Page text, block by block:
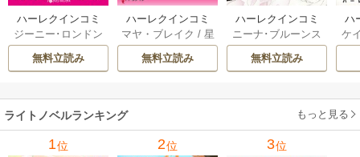
ハーレクインコミ
ックス セット 202
6年 vol.1064 1巻
ジーニー･ロンドン
橘花夜/ メアリ
ー･ライアンズ
ーガン/星合操/ア
ン･ウィール/ 津寺
里可子
無料立読み
ハーレクインコミ
ックス セット 202
6年 vol.1002 1巻
マヤ・ブレイク / 星
野正美/ ヘレン･ブ
ルックス/のわきね
ウェイ/一重夕子
無料立読み
ハーレクインコミ
ックス セット 202
6年 vol.1063 1巻
ニーナ･ブルーンス
おおつきちずる
レベッカ･ヨーク
ーディ/海野みつる
サラ･ウッド/流
水凛子
無料立読み
ハ
ッ
ケ
ザ
ライトノベルランキング もっと見る
1位 2位 3位